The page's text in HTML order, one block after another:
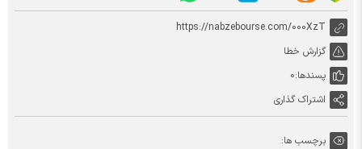
https://nabzebourse.com/000XzT
گزارش خطا
پسندها:0
اشتراک گذاری
برچسب ها: